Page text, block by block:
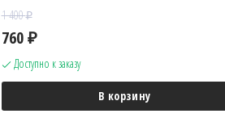
1 400₽
760 ₽
Доступно к заказу
В корзину